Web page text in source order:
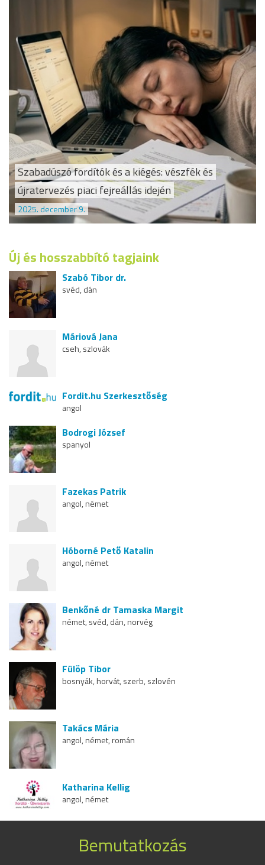
Szabadúszó fordítók és a kiégés: vészfék és
újratervezés piaci fejreállás idején
2025. december 9.
Új és hosszabbító tagjaink
Szabó Tibor dr.
svéd, dán
Máriová Jana
cseh, szlovák
Fordit.hu Szerkesztőség
angol
Bodrogi József
spanyol
Fazekas Patrik
angol, német
Hóborné Pető Katalin
angol, német
Benkőné dr Tamaska Margit
német, svéd, dán, norvég
Fülöp Tibor
bosnyák, horvát, szerb, szlovén
Takács Mária
angol, német, román
Katharina Kellig
angol, német
Bemutatkozás